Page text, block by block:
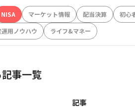
NISA マーケット情報 配当決算
初心
用ノウハウ ライフ&マネー
事一覧
記事